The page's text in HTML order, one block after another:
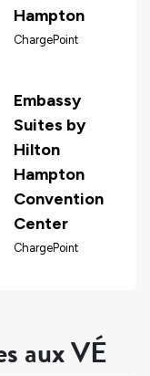
Hampton
ChargePoint
Embassy
Suites by
Hilton
Hampton
Convention
Center
ChargePoint
aux VÉ